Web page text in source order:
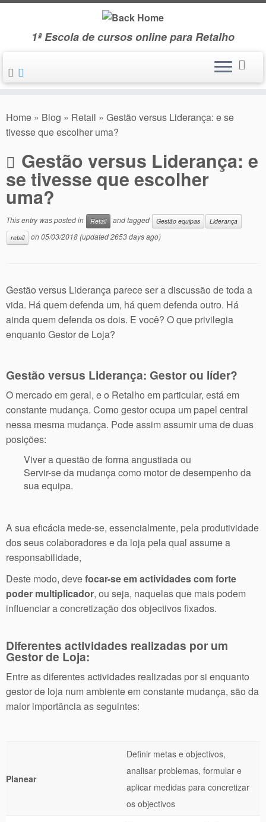
Skip
1ª Escola de cursos online para Retalho
Home » Blog » Retail » Gestão versus Liderança: e se
tivesse que escolher uma?
Gestão versus Liderança: e
se tivesse que escolher
uma?
This entry was posted in Retail and tagged Gestão equipas
Liderança
retail
on05/03/2018(updated 2653 days ago)
Gestão versus Liderança parece ser a discussão de toda a
vida. Há quem defenda um, há quem defenda outro. Há
ainda quem defenda os dois. E você? O que privilegia
enquanto Gestor de Loja?
Gestão versus Liderança: Gestor ou líder?
O mercado em geral, e o Retalho em particular, está em
constante mudança. Como gestor ocupa um papel central
nessa mesma mudança. Pode assim assumir uma de duas
posições:
Viver a questão de forma angustiada ou
Servir-se da mudança como motor de desempenho da
sua equipa.
A sua eficácia mede-se, essencialmente, pela produtividade
dos seus colaboradores e da loja pela qual assume a
responsabilidade,
Deste modo, devefocar-se em actividades com forte
poder multiplicador, ou seja, naquelas que mais podem
influenciar a concretização dos objectivos fixados.
Diferentes actividades realizadas por um
Gestor de Loja:
Entre as diferentes actividades realizadas por si enquanto
gestor de loja num ambiente em constante mudança, são da
maior importância as seguintes:
Planear
Definir metas e objectivos,
analisar problemas, formular e
aplicar medidas para concretizar
os objectivos